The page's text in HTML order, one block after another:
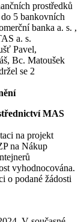
prostředků
5 bankovních
banka a. s. ,
a. s.
Pavel,
Bc. Matoušek
se 2
MAS
na projekt
na Nákup
vyhodnocována.
o podané žádosti